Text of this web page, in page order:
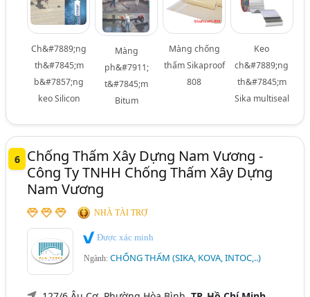
Ch&#7889;ng
th&#7845;m
b&#7857;ng
keo Silicon
Màng
ph&#7911;
t&#7845;m
Bitum
Màng chống
thấm Sikaproof
808
Keo
ch&#7889;ng
th&#7845;m
Sika multiseal
6
Chống Thấm Xây Dựng Nam Vương -
Công Ty TNHH Chống Thấm Xây Dựng
Nam Vương
NHÀ TÀI TRỢ
Được xác minh
Ngành:CHỐNG THẤM (SIKA, KOVA, INTOC,..)